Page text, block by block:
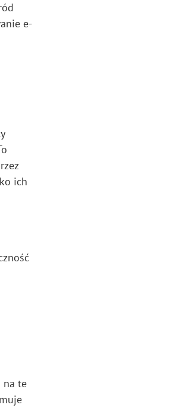
e-
ich
na te